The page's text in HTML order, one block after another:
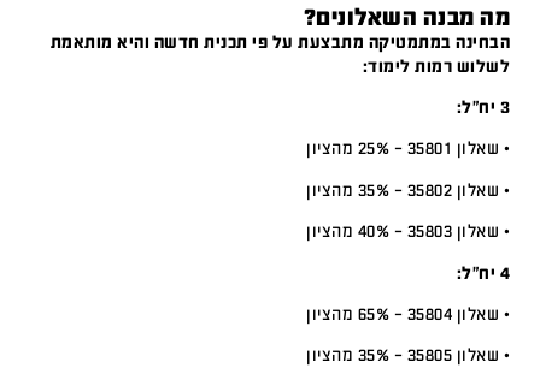
מה מבנה השאלונים?
הבחינה במתמטיקה מתבצעת על פי תכנית חדשה והיא מותאמת
לשלוש רמות לימוד:
3 יח”ל:
• שאלון 35801 – 25% מהציון
• שאלון 35802 – 35% מהציון
• שאלון 35803 – 40% מהציון
4 יח”ל:
• שאלון 35804 – 65% מהציון
• שאלון 35805 – 35% מהציון